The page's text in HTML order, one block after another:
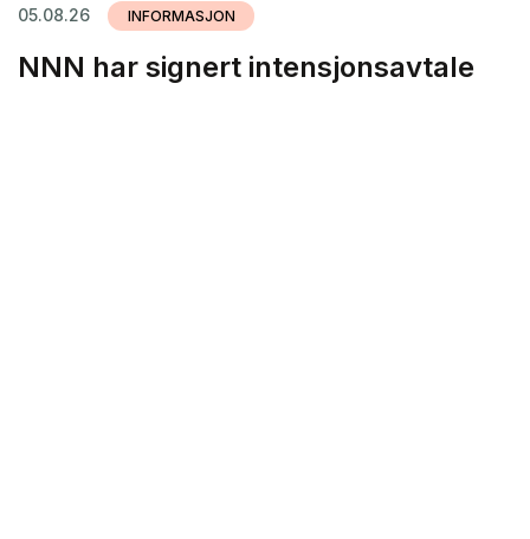
05.08.26 INFORMASJON
NNN har signert intensjonsavtale